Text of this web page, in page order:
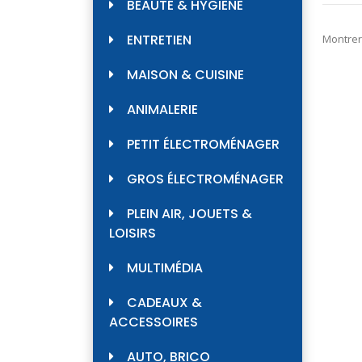
BEAUTÉ & HYGIÈNE
ENTRETIEN
MAISON & CUISINE
ANIMALERIE
PETIT ÉLECTROMÉNAGER
GROS ÉLECTROMÉNAGER
PLEIN AIR, JOUETS &
LOISIRS
MULTIMÉDIA
CADEAUX &
ACCESSOIRES
AUTO, BRICO